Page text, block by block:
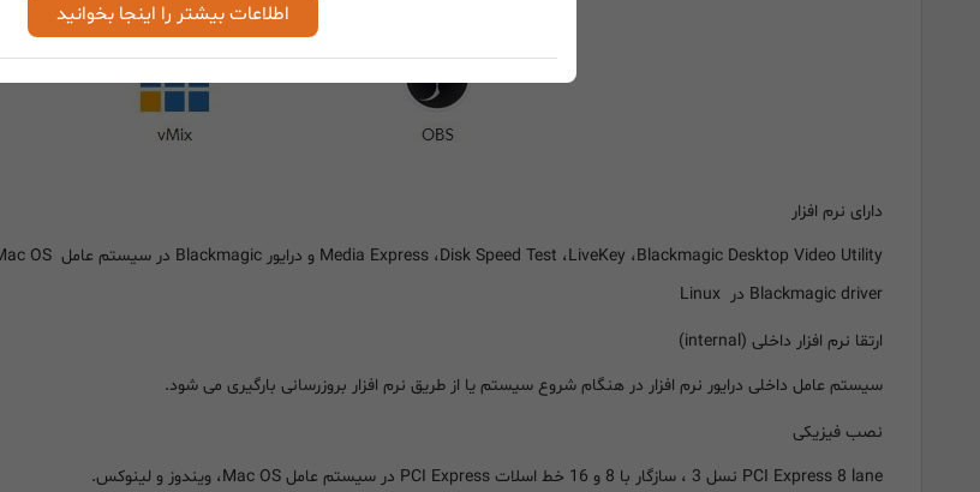
اطلاعات بیشتر را اینجا بخوانید
دارای نرم افزار
Blackmagic driver در Linux
ارتقا نرم افزار داخلی (internal)
سیستم عامل داخلی درایور نرم افزار در هنگام شروع سیستم یا از طریق نرم افزار بروزرسانی بارگیری می شود.
نصب فیزیکی
PCI Express 8 lane نسل 3 ، سازگار با 8 و 16 خط اسلات PCI Express در سیستم عامل Mac OS، ویندوز و لینوکس.